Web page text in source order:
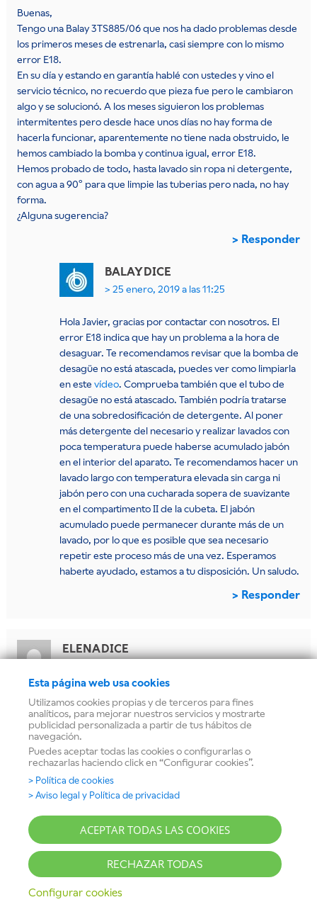
Esta página web usa cookies
Utilizamos cookies propias y de terceros para fines
analíticos, para mejorar nuestros servicios y mostrarte
publicidad personalizada a partir de tus hábitos de
navegación.
Puedes aceptar todas las cookies o configurarlas o
rechazarlas haciendo click en “Configurar cookies”.
> Política de cookies
> Aviso legal y Política de privacidad
ACEPTAR TODAS LAS COOKIES
RECHAZAR TODAS
Configurar cookies
Buenas,
Tengo una Balay 3TS885/06 que nos ha dado problemas desde
los primeros meses de estrenarla, casi siempre con lo mismo
error E18.
En su día y estando en garantía hablé con ustedes y vino el
servicio técnico, no recuerdo que pieza fue pero le cambiaron
algo y se solucionó. A los meses siguieron los problemas
intermitentes pero desde hace unos días no hay forma de
hacerla funcionar, aparentemente no tiene nada obstruido, le
hemos cambiado la bomba y continua igual, error E18.
Hemos probado de todo, hasta lavado sin ropa ni detergente,
con agua a 90º para que limpie las tuberias pero nada, no hay
forma.
¿Alguna sugerencia?
Responder
BALAY DICE
25 enero, 2019 a las 11:25
Hola Javier, gracias por contactar con nosotros. El
error E18 indica que hay un problema a la hora de
desaguar. Te recomendamos revisar que la bomba de
desagüe no está atascada, puedes ver como limpiarla
en este vídeo. Comprueba también que el tubo de
desagüe no está atascado. También podría tratarse
de una sobredosificación de detergente. Al poner
más detergente del necesario y realizar lavados con
poca temperatura puede haberse acumulado jabón
en el interior del aparato. Te recomendamos hacer un
lavado largo con temperatura elevada sin carga ni
jabón pero con una cucharada sopera de suavizante
en el compartimento II de la cubeta. El jabón
acumulado puede permanecer durante más de un
lavado, por lo que es posible que sea necesario
repetir este proceso más de una vez. Esperamos
haberte ayudado, estamos a tu disposición. Un saludo.
Responder
ELENADICE
Buenas. Fallo F18 que representa. No me había pasado nunca.
Me ha funcionado muy bien hasta ahora,desde hace más 8
años. Gracias
Responder
BALAY
14 febrero, 2019 a las 09:32
Hola Elena, gracias por contactar con nosotros. El
error F18 indica que hay una incidencia a la hora de
desaguar. Te recomendamos revisar que el tubo de
de desagüe no está atascada. Puedes ver como